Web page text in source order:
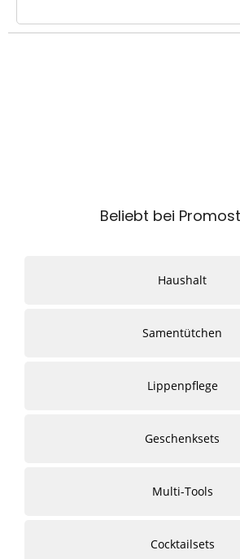
Beliebt bei
Haushalt
Samentütchen
Lippenpflege
Geschenksets
Multi-Tools
Cocktailsets